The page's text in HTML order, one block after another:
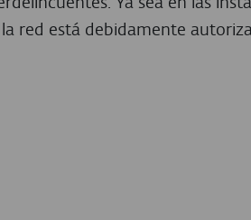
red está debidamente